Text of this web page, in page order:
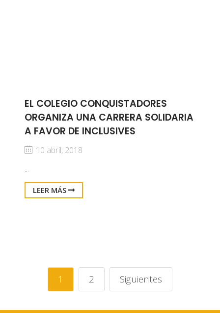
EL COLEGIO CONQUISTADORES
ORGANIZA UNA CARRERA SOLIDARIA
A FAVOR DE INCLUSIVES
10 abril, 2018
...
LEER MÁS
1 2 Siguientes